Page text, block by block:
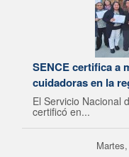
SENCE certifica a
cuidadoras en la
El Servicio Nacional
certificó en...